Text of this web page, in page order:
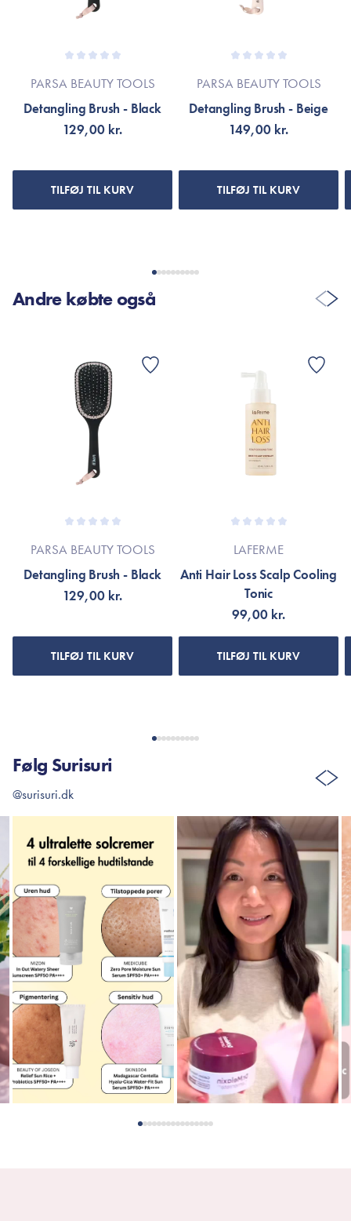
PARSA BEAUTY TOOLS
Detangling Brush - Black
129,00 kr.
TILFØJ TIL KURV
PARSA BEAUTY TOOLS
Detangling Brush - Beige
149,00 kr.
TILFØJ TIL KURV
Andre købte også
PARSA BEAUTY TOOLS
Detangling Brush - Black
129,00 kr.
TILFØJ TIL KURV
LAFERME
Anti Hair Loss Scalp Cooling
Tonic
99,00 kr.
TILFØJ TIL KURV
Følg Surisuri
@surisuri.dk